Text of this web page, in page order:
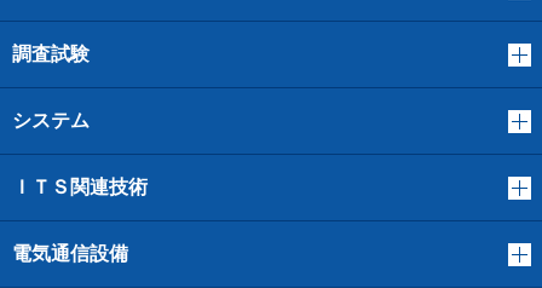
調査試験
システム
ＩＴＳ関連技術
電気通信設備